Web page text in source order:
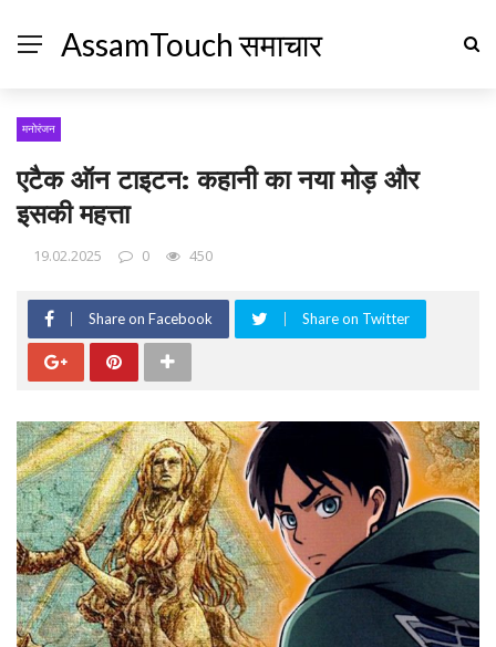
AssamTouch समाचार
मनोरंजन
एटैक ऑन टाइटन: कहानी का नया मोड़ और
इसकी महत्ता
19.02.2025 0 450
Share on Facebook Share on Twitter